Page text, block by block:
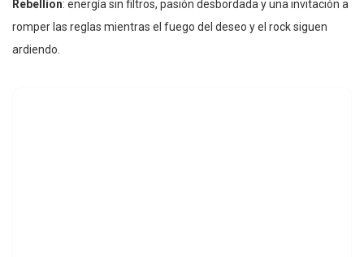
Rebellion: energía sin filtros, pasión desbordada y una invitación a
romper las reglas mientras el fuego del deseo y el rock siguen
ardiendo.